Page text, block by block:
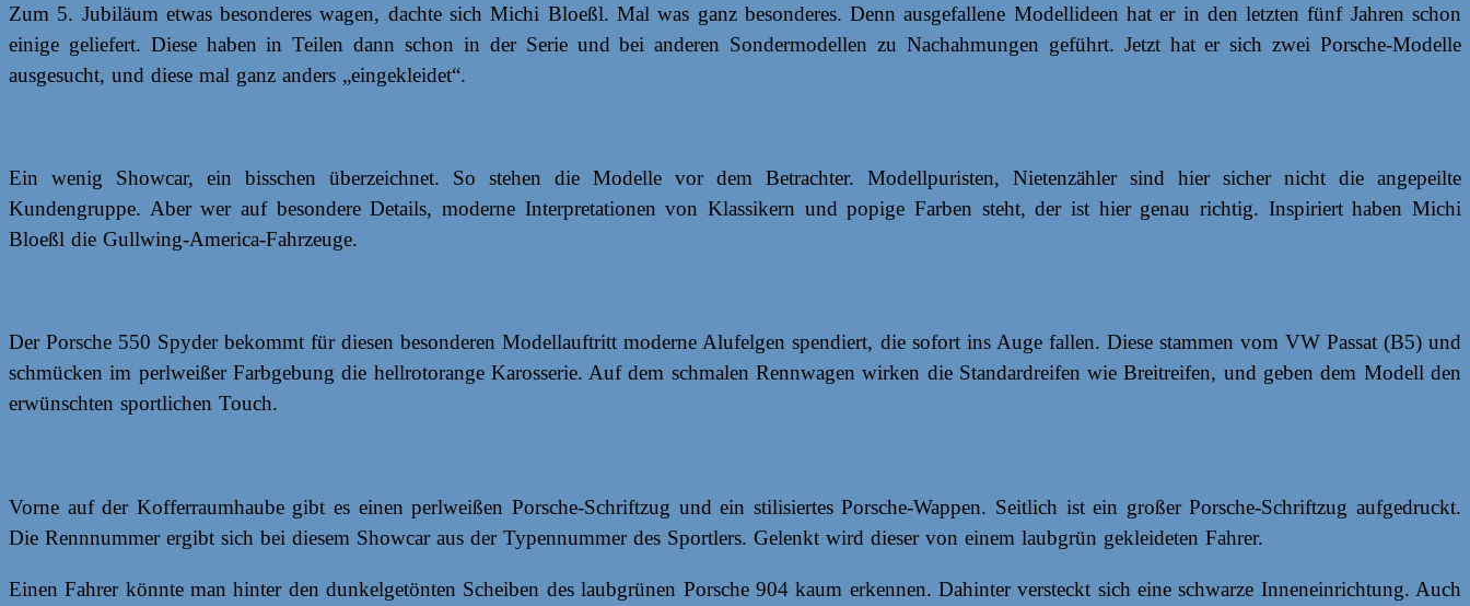
Zum 5. Jubiläum etwas besonderes wagen, dachte sich Michi Bloeßl. Mal was ganz besonderes. Denn ausgefallene Modellideen hat er in den letzten fünf Jahren schon
einige geliefert. Diese haben in Teilen dann schon in der Serie und bei anderen Sondermodellen zu Nachahmungen geführt. Jetzt hat er sich zwei Porsche-Modelle
ausgesucht, und diese mal ganz anders „eingekleidet“.
Ein wenig Showcar, ein bisschen überzeichnet. So stehen die Modelle vor dem Betrachter. Modellpuristen, Nietenzähler sind hier sicher nicht die angepeilte
Kundengruppe. Aber wer auf besondere Details, moderne Interpretationen von Klassikern und popige Farben steht, der ist hier genau richtig. Inspiriert haben Michi
Bloeßl die Gullwing-America-Fahrzeuge.
Der Porsche 550 Spyder bekommt für diesen besonderen Modellauftritt moderne Alufelgen spendiert, die sofort ins Auge fallen. Diese stammen vom VW Passat (B5) und
schmücken im perlweißer Farbgebung die hellrotorange Karosserie. Auf dem schmalen Rennwagen wirken die Standardreifen wie Breitreifen, und geben dem Modell den
erwünschten sportlichen Touch.
Vorne auf der Kofferraumhaube gibt es einen perlweißen Porsche-Schriftzug und ein stilisiertes Porsche-Wappen. Seitlich ist ein großer Porsche-Schriftzug aufgedruckt.
Die Rennnummer ergibt sich bei diesem Showcar aus der Typennummer des Sportlers. Gelenkt wird dieser von einem laubgrün gekleideten Fahrer.
Einen Fahrer könnte man hinter den dunkelgetönten Scheiben des laubgrünen Porsche 904 kaum erkennen. Dahinter versteckt sich eine schwarze Inneneinrichtung. Auch